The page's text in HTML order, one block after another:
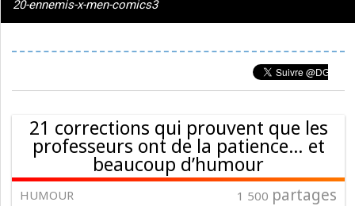
20-ennemis-x-men-comics3
21 corrections qui prouvent que les
professeurs ont de la patience… et
beaucoup d’humour
HUMOUR 1 500 partages